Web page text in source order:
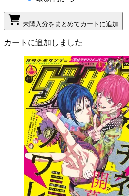
未購入分をまとめてカートに追加
カートに追加しました